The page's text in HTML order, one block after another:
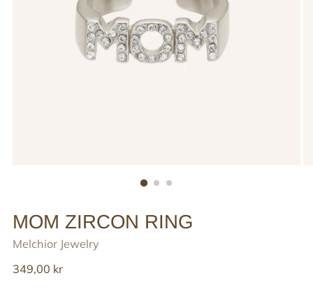
MOM ZIRCON RING
Melchior Jewelry
Reguler
349,00 kr